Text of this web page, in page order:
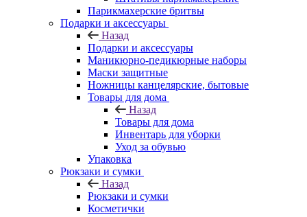
Парикмахерские бритвы
Подарки и аксессуары
Назад
Подарки и аксессуары
Маникюрно-педикюрные наборы
Маски защитные
Ножницы канцелярские, бытовые
Товары для дома
Назад
Товары для дома
Инвентарь для уборки
Уход за обувью
Упаковка
Рюкзаки и сумки
Назад
Рюкзаки и сумки
Косметички